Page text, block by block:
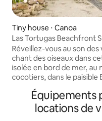
Tiny house ⋅ Canoa
Las Tortugas Beachfront
(Las Tortugas Beachfront
Hideaway)
Réveillez-vous au son des
chant des oiseaux dans
isolée en bord de mer, au
cocotiers, dans le paisible
juste au sud de Canoa.
privées avec clim situées
jardins tropicaux
principale dispose d'un lit
Équipements
locations de